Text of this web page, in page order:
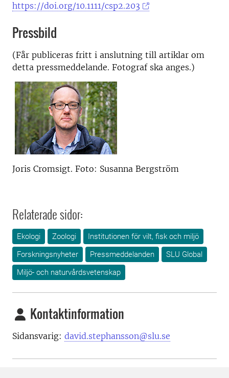
https://doi.org/10.1111/csp2.203
Pressbild
(Får publiceras fritt i anslutning till artiklar om
detta pressmeddelande. Fotograf ska anges.)
Joris Cromsigt. Foto: Susanna Bergström
Relaterade sidor:
Ekologi Zoologi
Institutionen för vilt, fisk och miljö
Forskningsnyheter
Pressmeddelanden
SLU Global
Miljö- och naturvårdsvetenskap
Kontaktinformation
Sidansvarig: david.stephansson@slu.se